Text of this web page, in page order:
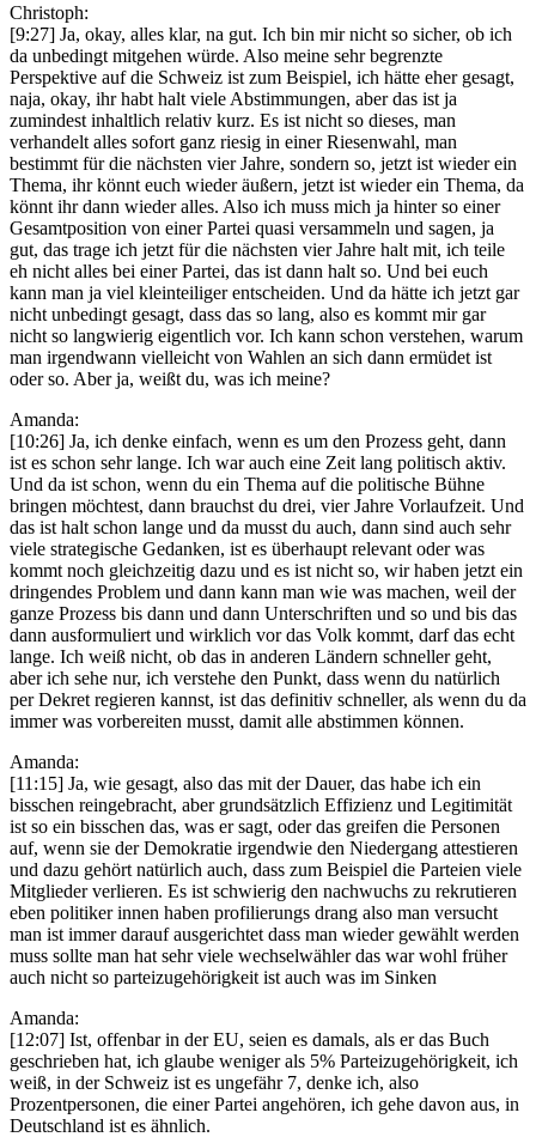
Christoph:
[9:27] Ja, okay, alles klar, na gut. Ich bin mir nicht so sicher, ob ich
da unbedingt mitgehen würde. Also meine sehr begrenzte
Perspektive auf die Schweiz ist zum Beispiel, ich hätte eher gesagt,
naja, okay, ihr habt halt viele Abstimmungen, aber das ist ja
zumindest inhaltlich relativ kurz. Es ist nicht so dieses, man
verhandelt alles sofort ganz riesig in einer Riesenwahl, man
bestimmt für die nächsten vier Jahre, sondern so, jetzt ist wieder ein
Thema, ihr könnt euch wieder äußern, jetzt ist wieder ein Thema, da
könnt ihr dann wieder alles. Also ich muss mich ja hinter so einer
Gesamtposition von einer Partei quasi versammeln und sagen, ja
gut, das trage ich jetzt für die nächsten vier Jahre halt mit, ich teile
eh nicht alles bei einer Partei, das ist dann halt so. Und bei euch
kann man ja viel kleinteiliger entscheiden. Und da hätte ich jetzt gar
nicht unbedingt gesagt, dass das so lang, also es kommt mir gar
nicht so langwierig eigentlich vor. Ich kann schon verstehen, warum
man irgendwann vielleicht von Wahlen an sich dann ermüdet ist
oder so. Aber ja, weißt du, was ich meine?
Amanda:
[10:26] Ja, ich denke einfach, wenn es um den Prozess geht, dann
ist es schon sehr lange. Ich war auch eine Zeit lang politisch aktiv.
Und da ist schon, wenn du ein Thema auf die politische Bühne
bringen möchtest, dann brauchst du drei, vier Jahre Vorlaufzeit. Und
das ist halt schon lange und da musst du auch, dann sind auch sehr
viele strategische Gedanken, ist es überhaupt relevant oder was
kommt noch gleichzeitig dazu und es ist nicht so, wir haben jetzt ein
dringendes Problem und dann kann man wie was machen, weil der
ganze Prozess bis dann und dann Unterschriften und so und bis das
dann ausformuliert und wirklich vor das Volk kommt, darf das echt
lange. Ich weiß nicht, ob das in anderen Ländern schneller geht,
aber ich sehe nur, ich verstehe den Punkt, dass wenn du natürlich
per Dekret regieren kannst, ist das definitiv schneller, als wenn du da
immer was vorbereiten musst, damit alle abstimmen können.
Amanda:
[11:15] Ja, wie gesagt, also das mit der Dauer, das habe ich ein
bisschen reingebracht, aber grundsätzlich Effizienz und Legitimität
ist so ein bisschen das, was er sagt, oder das greifen die Personen
auf, wenn sie der Demokratie irgendwie den Niedergang attestieren
und dazu gehört natürlich auch, dass zum Beispiel die Parteien viele
Mitglieder verlieren. Es ist schwierig den nachwuchs zu rekrutieren
eben politiker innen haben profilierungs drang also man versucht
man ist immer darauf ausgerichtet dass man wieder gewählt werden
muss sollte man hat sehr viele wechselwähler das war wohl früher
auch nicht so parteizugehörigkeit ist auch was im Sinken
Amanda:
[12:07] Ist, offenbar in der EU, seien es damals, als er das Buch
geschrieben hat, ich glaube weniger als 5% Parteizugehörigkeit, ich
weiß, in der Schweiz ist es ungefähr 7, denke ich, also
Prozentpersonen, die einer Partei angehören, ich gehe davon aus, in
Deutschland ist es ähnlich.